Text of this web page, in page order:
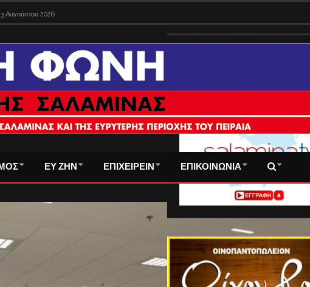
3 Αυγούστου 2026
ΕΥ ΖΗΝ ΕΠΙΧΕΙΡΕΙΝ ΕΠΙΚΟΙΝΩΝΙΑ